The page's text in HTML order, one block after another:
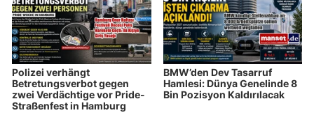
Polizei verhängt
Betretungsverbot gegen
zwei Verdächtige vor Pride-
Straßenfest in Hamburg
BMW’den Dev Tasarruf
Hamlesi: Dünya Genelinde 8
Bin Pozisyon Kaldırılacak